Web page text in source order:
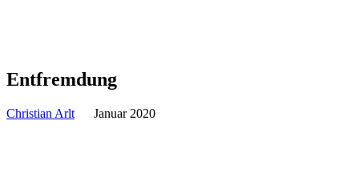
Ent­frem­dung
Christian Arlt Januar 2020